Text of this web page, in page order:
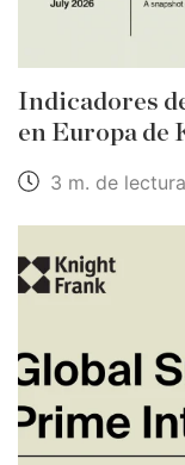
Indicadores
en Europa de
3 m. de